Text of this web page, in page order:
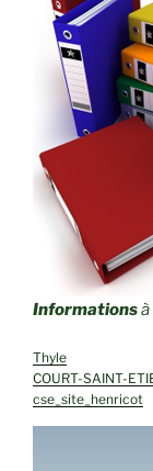
Informations
Thyle
COURT-SAINT-
cse_site_henricot